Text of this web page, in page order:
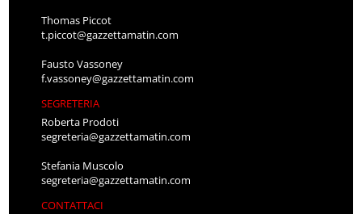
Thomas Piccot
t.piccot@gazzettamatin.com
Fausto Vassoney
f.vassoney@gazzettamatin.com
SEGRETERIA
Roberta Prodoti
segreteria@gazzettamatin.com
Stefania Muscolo
segreteria@gazzettamatin.com
CONTATTACI